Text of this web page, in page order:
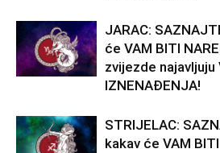
JARAC:
će VAM BITI
zvijezde najavljuju
IZNENAĐENJA!
STRIJELAC:
kakav će VAM BITI